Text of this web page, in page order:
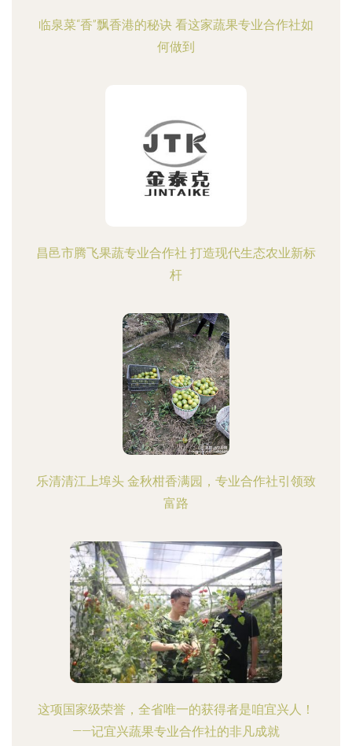
临泉菜“香”飘香港的秘诀 看这家蔬果专业合作社如
何做到
昌邑市腾飞果蔬专业合作社 打造现代生态农业新标
杆
乐清清江上埠头 金秋柑香满园，专业合作社引领致
富路
这项国家级荣誉，全省唯一的获得者是咱宜兴人！
——记宜兴蔬果专业合作社的非凡成就